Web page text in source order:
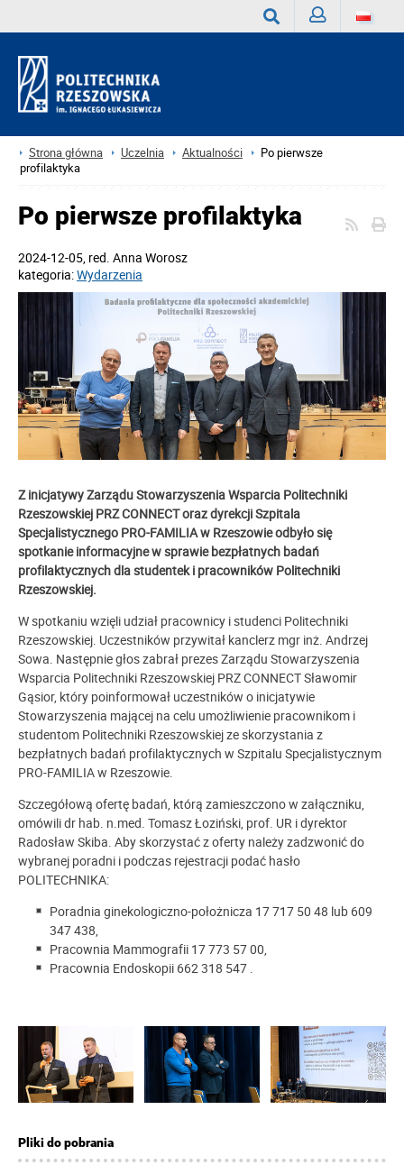
Strona główna Uczelnia Aktualności
Po pierwsze
profilaktyka
Po pierwsze profilaktyka
2024-12-05, red. Anna Worosz
kategoria:Wydarzenia
Z inicjatywy Zarządu Stowarzyszenia Wsparcia Politechniki
Rzeszowskiej PRZ CONNECT oraz dyrekcji Szpitala
Specjalistycznego PRO-FAMILIA w Rzeszowie odbyło się
spotkanie informacyjne w sprawie bezpłatnych badań
profilaktycznych dla studentek i pracowników Politechniki
Rzeszowskiej.
W spotkaniu wzięli udział pracownicy i studenci Politechniki
Rzeszowskiej. Uczestników przywitał kanclerz mgr inż. Andrzej
Sowa. Następnie głos zabrał prezes Zarządu Stowarzyszenia
Wsparcia Politechniki Rzeszowskiej PRZ CONNECT Sławomir
Gąsior, który poinformował uczestników o inicjatywie
Stowarzyszenia mającej na celu umożliwienie pracownikom i
studentom Politechniki Rzeszowskiej ze skorzystania z
bezpłatnych badań profilaktycznych w Szpitalu Specjalistycznym
PRO-FAMILIA w Rzeszowie.
Szczegółową ofertę badań, którą zamieszczono w załączniku,
omówili dr hab. n.med. Tomasz Łoziński, prof. UR i dyrektor
Radosław Skiba. Aby skorzystać z oferty należy zadzwonić do
wybranej poradni i podczas rejestracji podać hasło
POLITECHNIKA:
Poradnia ginekologiczno-położnicza 17 717 50 48 lub 609
347 438,
Pracownia Mammografii 17 773 57 00,
Pracownia Endoskopii 662 318 547 .
Pliki do pobrania